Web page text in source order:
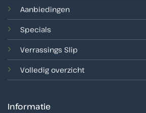
Aanbiedingen
Specials
Verrassings Slip
Volledig overzicht
Informatie